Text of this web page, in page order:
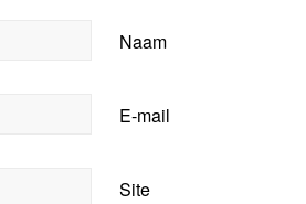
Naam
E-mail
Site